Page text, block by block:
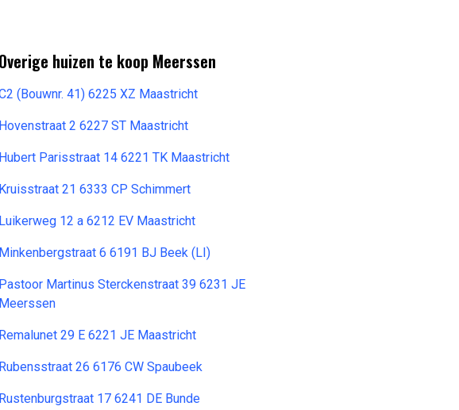
Overige huizen te koop Meerssen
(Bouwnr. 41) 6225 XZ Maastricht
Hovenstraat 2 6227 ST Maastricht
Hubert Parisstraat 14 6221 TK Maastricht
Kruisstraat 21 6333 CP Schimmert
Luikerweg 12 a 6212 EV Maastricht
Minkenbergstraat 6 6191 BJ Beek (LI)
Pastoor Martinus Sterckenstraat 39 6231 JE
Meerssen
Remalunet 29 E 6221 JE Maastricht
Rubensstraat 26 6176 CW Spaubeek
Rustenburgstraat 17 6241 DE Bunde